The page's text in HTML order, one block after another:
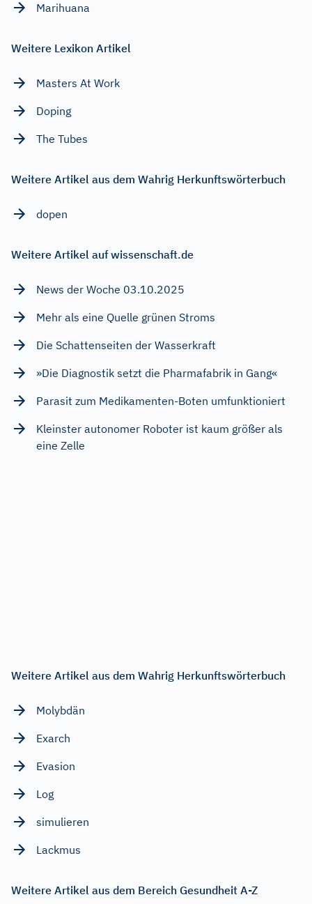
Marihuana
Weitere Lexikon Artikel
Masters At Work
Doping
The Tubes
Weitere Artikel aus dem Wahrig Herkunftswörterbuch
dopen
Weitere Artikel auf wissenschaft.de
News der Woche 03.10.2025
Mehr als eine Quelle grünen Stroms
Die Schattenseiten der Wasserkraft
»Die Diagnostik setzt die Pharmafabrik in Gang«
Parasit zum Medikamenten-Boten umfunktioniert
Kleinster autonomer Roboter ist kaum größer als
eine Zelle
Weitere Artikel aus dem Wahrig Herkunftswörterbuch
Molybdän
Exarch
Evasion
Log
simulieren
Lackmus
Weitere Artikel aus dem Bereich Gesundheit A-Z